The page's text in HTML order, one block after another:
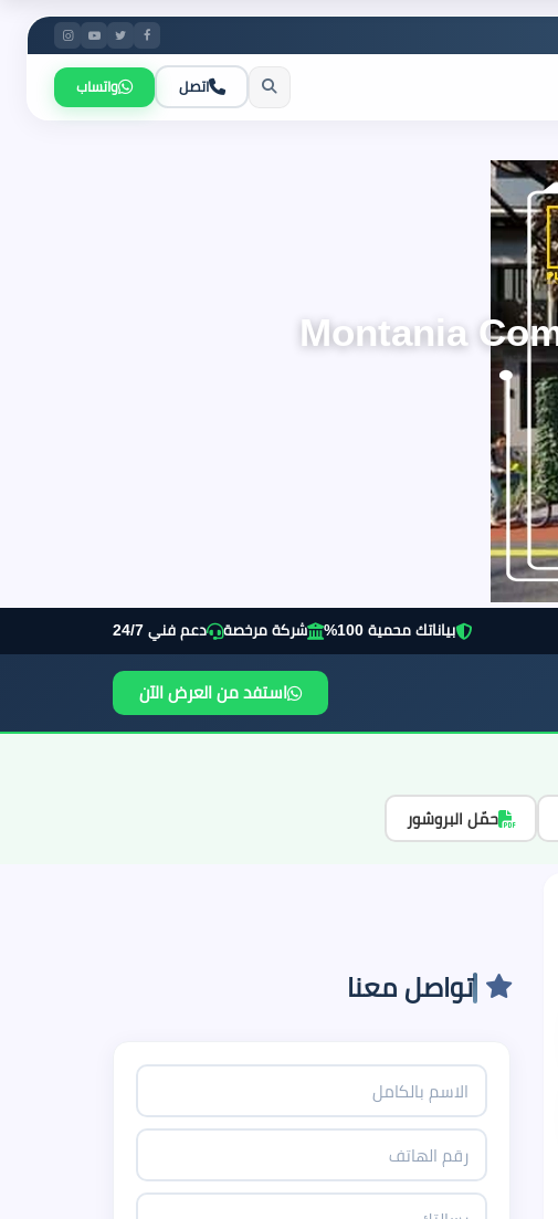
اتصل واتساب
بياناتك محمية 100% شركة مرخصة دعم فني 24/7
استفد من العرض الآن
حمّل البروشور
تواصل معنا